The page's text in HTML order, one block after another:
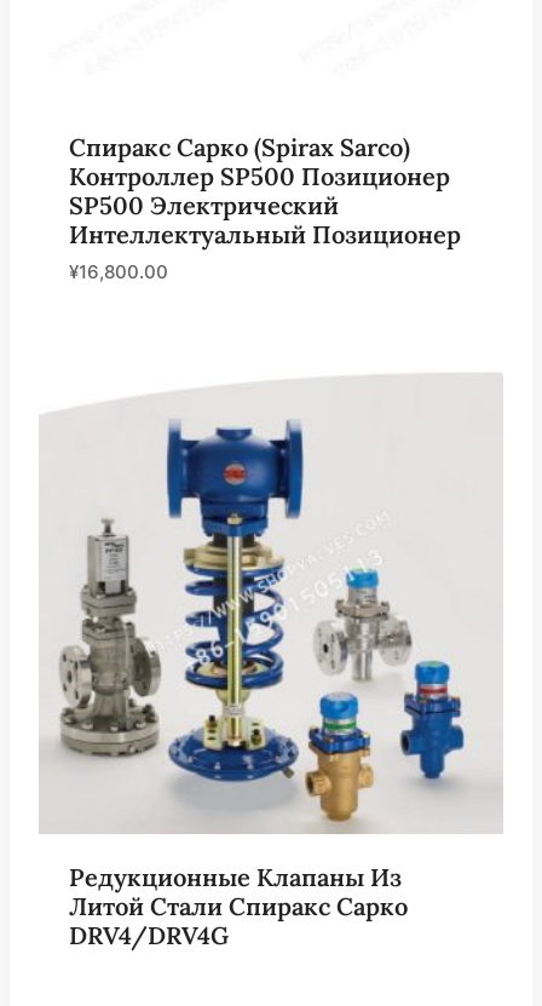
Спиракс Сарко (Spirax Sarco)
Контроллер SP500 Позиционер
SP500 Электрический
Интеллектуальный Позиционер
¥16,800.00
Редукционные Клапаны Из
Литой Стали Спиракс Сарко
DRV4/DRV4G